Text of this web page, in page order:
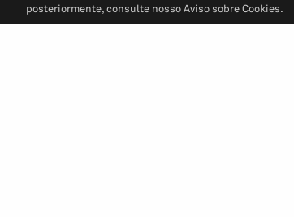
posteriormente, consulte nosso Aviso sobre Cookies.